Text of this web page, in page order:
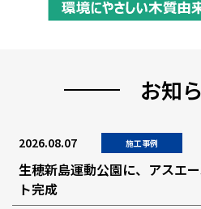
お知
2026.08.07 施工事例
生穂新島運動公園に、アスエ
ト完成